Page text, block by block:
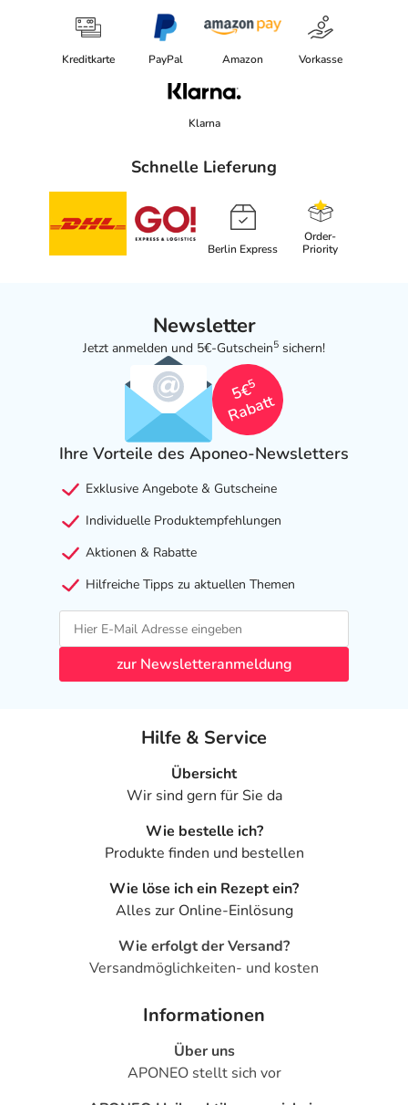
Kreditkarte PayPal Amazon Vorkasse
Klarna
Schnelle Lieferung
Berlin Express
Order-
Priority
Newsletter
Jetzt anmelden und 5€-Gutschein5 sichern!
5€
5
Rabatt
Ihre Vorteile des Aponeo-Newsletters
Exklusive Angebote & Gutscheine
Individuelle Produktempfehlungen
Aktionen & Rabatte
Hilfreiche Tipps zu aktuellen Themen
zur Newsletteranmeldung
Hilfe & Service
Übersicht
Wir sind gern für Sie da
Wie bestelle ich?
Produkte finden und bestellen
Wie löse ich ein Rezept ein?
Alles zur Online-Einlösung
Wie erfolgt der Versand?
Versandmöglichkeiten- und kosten
Informationen
Über uns
APONEO stellt sich vor